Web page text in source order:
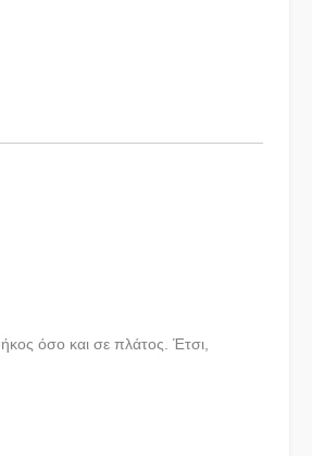
όσο και σε πλάτος. Έτσι,